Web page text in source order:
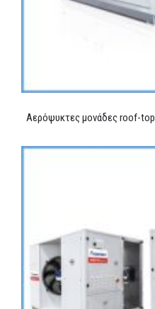
Αερόψυκτες μονάδες roof-top